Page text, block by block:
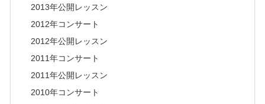
2013年公開レッスン
2012年コンサート
2012年公開レッスン
2011年コンサート
2011年公開レッスン
2010年コンサート